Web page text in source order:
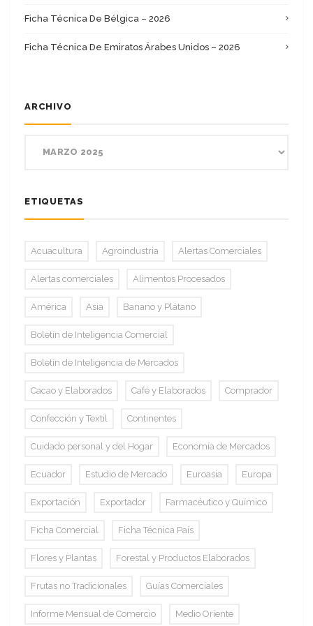
Ficha Técnica De Bélgica – 2026
Ficha Técnica De Emiratos Árabes Unidos – 2026
ARCHIVO
ETIQUETAS
Acuacultura Agroindustria Alertas Comerciales
Alertas comerciales Alimentos Procesados
América Asia Banano y Plátano
Boletín de Inteligencia Comercial
Boletín de Inteligencia de Mercados
Cacao y Elaborados Café y Elaborados Comprador
Confección y Textil Continentes
Cuidado personal y del Hogar Economía de Mercados
Ecuador Estudio de Mercado Euroasia Europa
Exportación Exportador Farmacéutico y Químico
Ficha Comercial Ficha Técnica País
Flores y Plantas Forestal y Productos Elaborados
Frutas no Tradicionales Guías Comerciales
Informe Mensual de Comercio Medio Oriente